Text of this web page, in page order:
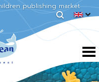
publishing market